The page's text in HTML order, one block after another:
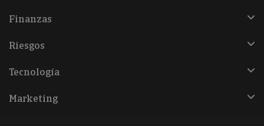
Finanzas
Riesgos
Tecnología
Marketing